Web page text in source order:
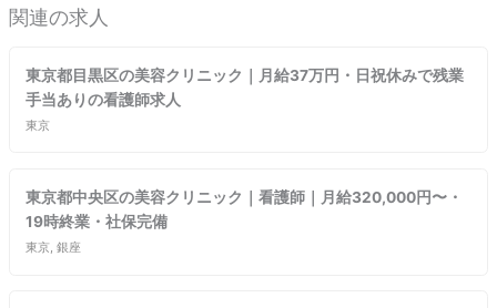
関連の求人
東京都目黒区の美容クリニック｜月給37万円・日祝休みで残業
手当ありの看護師求人
東京
東京都中央区の美容クリニック｜看護師｜月給320,000円〜・
19時終業・社保完備
東京, 銀座